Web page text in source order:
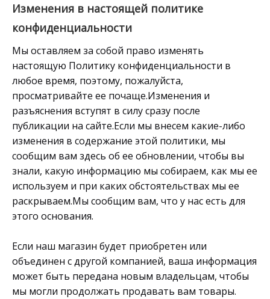
Изменения в настоящей политике
конфиденциальности
Мы оставляем за собой право изменять
настоящую Политику конфиденциальности в
любое время, поэтому, пожалуйста,
просматривайте ее почаще.Изменения и
разъяснения вступят в силу сразу после
публикации на сайте.Если мы внесем какие-либо
изменения в содержание этой политики, мы
сообщим вам здесь об ее обновлении, чтобы вы
знали, какую информацию мы собираем, как мы ее
используем и при каких обстоятельствах мы ее
раскрываем.Мы сообщим вам, что у нас есть для
этого основания.
Если наш магазин будет приобретен или
объединен с другой компанией, ваша информация
может быть передана новым владельцам, чтобы
мы могли продолжать продавать вам товары.